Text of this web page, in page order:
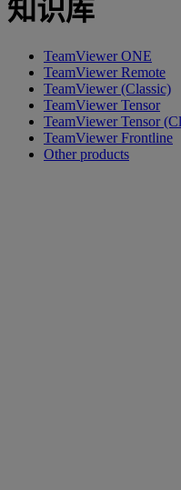
知识库
TeamViewer ONE
TeamViewer Remote
TeamViewer (Classic)
TeamViewer Tensor
TeamViewer Tensor
TeamViewer Frontline
Other products